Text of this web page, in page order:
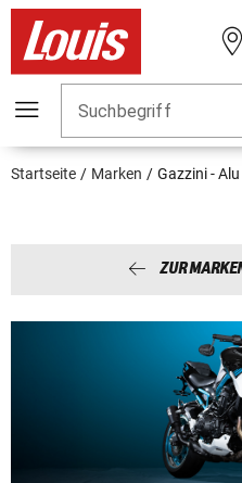
Suchbegriff
Startseite Marken Gazzini -
ZUR